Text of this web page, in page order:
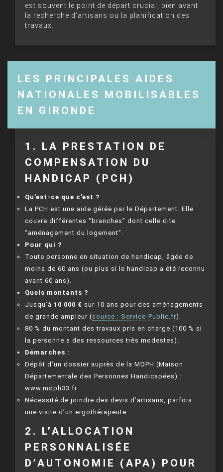
est souvent le point de départ crucial, bien avant
la recherche d’artisans ou la planification des
travaux.
LES PRINCIPALES AIDES
NATIONALES MOBILISABLES
EN GIRONDE
1. LA PRESTATION DE
COMPENSATION DU
HANDICAP (PCH)
Qu’est-ce que c’est ?
La PCH est une aide gérée par le Département. Elle
couvre différentes “branches” dont celle dite
“aménagement du logement”.
Pour qui ?
Toute personne en situation de handicap, âgée de
moins de 60 ans (ou plus si le handicap a été reconnu
avant 60 ans).
Quels montants ?
Jusqu’à 10 000 € sur 10 ans pour des aménagements
de grande ampleur (source : Service-Public.fr).
80 % du montant des travaux pris en charge (100 % si
la personne a des ressources très modestes).
Démarches :
Dépôt d’un dossier auprès de la MDPH (Maison
Départementale des Personnes Handicapées) :
www.mdph33.fr
Nécessité de joindre des devis d’artisans, parfois
une visite d’un ergothérapeute.
2. L’ALLOCATION
PERSONNALISÉE
D’AUTONOMIE (APA) POUR